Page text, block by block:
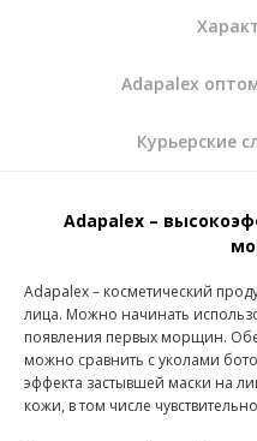
Adapalex
Курьерские
Adapalex –
Adapalex – косметический
лица. Можно начинать
появления первых морщин.
можно сравнить с уколами
эффекта застывшей маски на
кожи, в том числе